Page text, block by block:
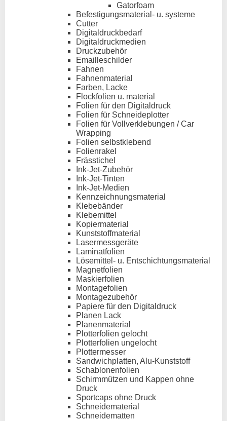
Gatorfoam
Befestigungsmaterial- u. systeme
Cutter
Digitaldruckbedarf
Digitaldruckmedien
Druckzubehör
Emailleschilder
Fahnen
Fahnenmaterial
Farben, Lacke
Flockfolien u. material
Folien für den Digitaldruck
Folien für Schneideplotter
Folien für Vollverklebungen / Car
Wrapping
Folien selbstklebend
Folienrakel
Frässtichel
Ink-Jet-Zubehör
Ink-Jet-Tinten
Ink-Jet-Medien
Kennzeichnungsmaterial
Klebebänder
Klebemittel
Kopiermaterial
Kunststoffmaterial
Lasermessgeräte
Laminatfolien
Lösemittel- u. Entschichtungsmaterial
Magnetfolien
Maskierfolien
Montagefolien
Montagezubehör
Papiere für den Digitaldruck
Planen Lack
Planenmaterial
Plotterfolien gelocht
Plotterfolien ungelocht
Plottermesser
Sandwichplatten, Alu-Kunststoff
Schablonenfolien
Schirmmützen und Kappen ohne
Druck
Sportcaps ohne Druck
Schneidematerial
Schneidematten